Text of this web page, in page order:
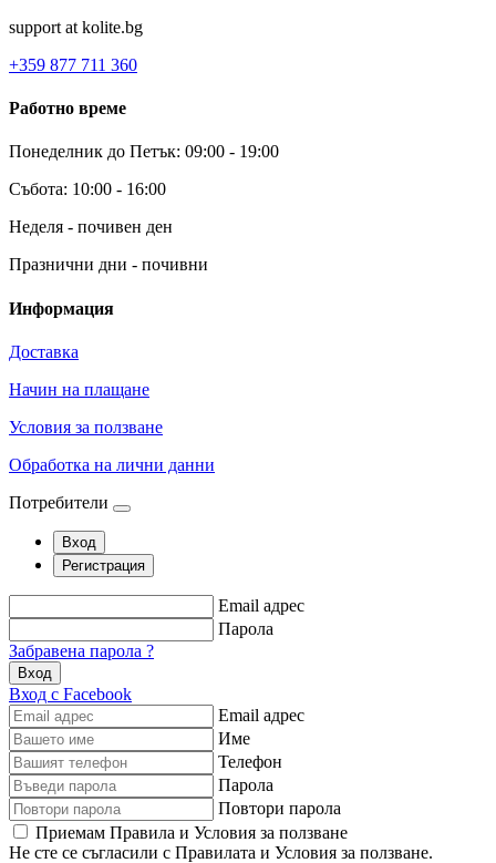
support at kolite.bg
+359 877 711 360
Работно време
Понеделник до Петък: 09:00 - 19:00
Събота: 10:00 - 16:00
Неделя - почивен ден
Празнични дни - почивни
Информация
Доставка
Начин на плащане
Условия за ползване
Обработка на лични данни
Потребители
Вход
Регистрация
Email адрес
Парола
Забравена парола ?
Вход
Вход с Facebook
Email адрес
Име
Телефон
Парола
Повтори парола
Приемам Правила и Условия за ползване
Не сте се съгласили с Правилата и Условия за ползване.